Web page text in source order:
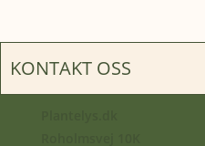
KONTAKT OSS